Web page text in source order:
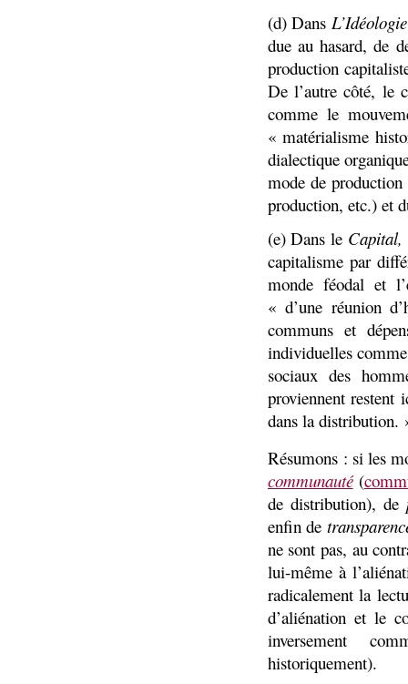
(d) Dans
due au hasard, de
production
De l’autre côté, le
comme le
« matérialisme
dialectique
mode de
production, etc.) et
(e) Dans le Capital,
capitalisme par
monde féodal et
« d’une réunion
communs et
individuelles
sociaux des
proviennent restent
dans la distribution.
Résumons : si les
communauté(
de distribution), de
enfin de
ne sont pas, au
lui-même à
radicalement la
d’aliénation et le
inversement
historiquement).